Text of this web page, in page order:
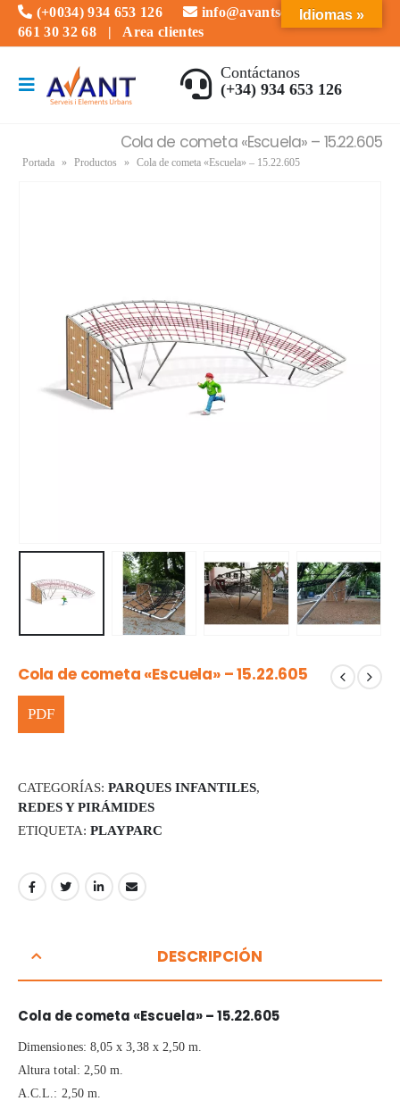
(+0034) 934 653 126
info@avantserveis.com
661 30 32 68 | Area clientes
Contáctanos
(+34) 934 653 126
Cola de cometa «Escuela» – 15.22.605
Portada » Productos » Cola de cometa «Escuela» – 15.22.605
Cola de cometa «Escuela» – 15.22.605
CATEGORÍAS: PARQUES INFANTILES,
REDES Y PIRÁMIDES
ETIQUETA: PLAYPARC
DESCRIPCIÓN
Cola de cometa «Escuela» – 15.22.605
Dimensiones: 8,05 x 3,38 x 2,50 m.
Altura total: 2,50 m.
A.C.L.: 2,50 m.
Idiomas »